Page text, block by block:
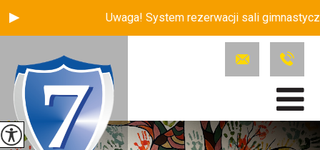
Uwaga! System rezerwacji sali gimnastycznej